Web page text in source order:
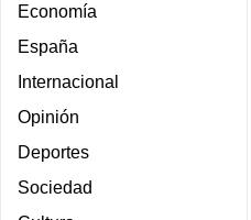
Economía
España
Internacional
Opinión
Deportes
Sociedad